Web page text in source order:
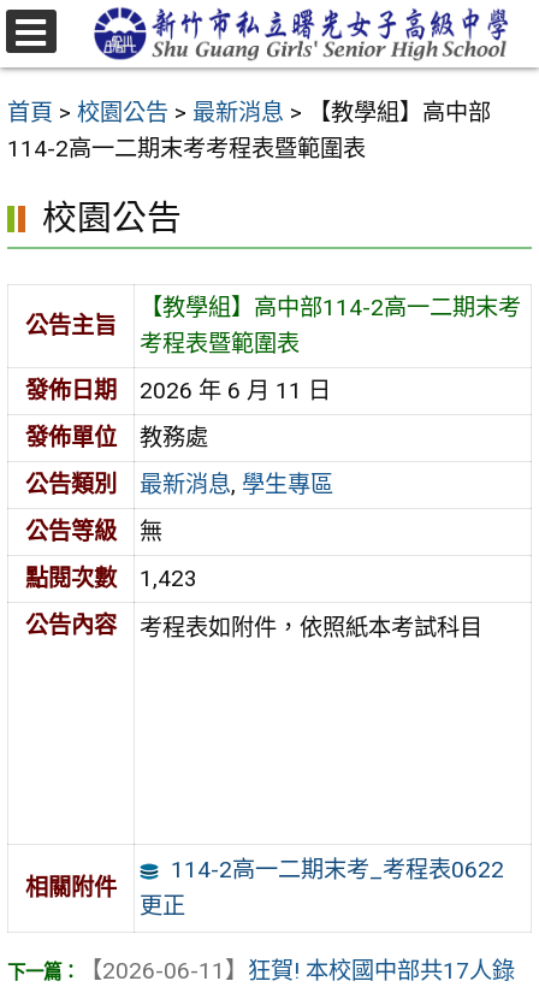
跳
至
要
內
區
首頁 > 校園公告 > 最新消息 >
【教學組】高中部
114-2高一二期末考考程表暨範圍表
校園公告
公告主旨
【教學組】高中部114-2高一二期末考
考程表暨範圍表
發佈日期
2026 年 6 月 11 日
發佈單位
教務處
公告類別
最新消息, 學生專區
公告等級
無
點閱次數
1,423
公告內容
考程表如附件，依照紙本考試科目
相關附件
114-2高一二期末考_考程表0622
更正
【2026-06-11】 狂賀! 本校國中部共17人錄
選
單